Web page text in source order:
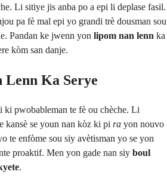
Li sitiye jis anba po a epi li deplase fasil.
pa fè mal epi yo grandi trè dousman sou
Pandan ke jwenn yon lipom nan lenn ka
kòm san danje.
Lenn Ka Serye
ki pwobableman te fè ou chèche. Li
kansè se youn nan kòz ki pi ra yon nouvo
te enfòme sou siy avètisman yo se yon
proaktif. Men yon gade nan siy boul
.